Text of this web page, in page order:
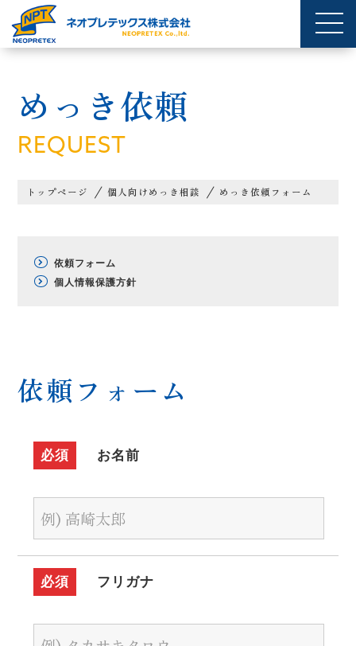
めっき依頼
REQUEST
トップページ 個人向けめっき相談 めっき依頼フォーム
依頼フォーム
個人情報保護方針
依頼フォーム
必須 お名前
必須 フリガナ